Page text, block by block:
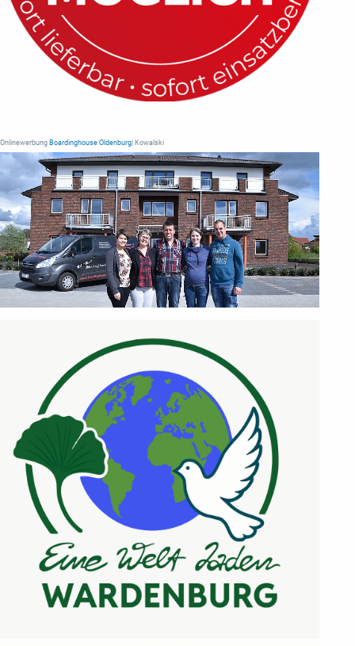
Onlinewerbung Boardinghouse Oldenburg | Kowalski